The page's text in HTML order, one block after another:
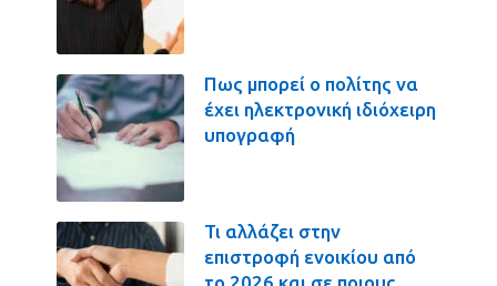
Πως μπορεί ο πολίτης να
έχει ηλεκτρονική ιδιόχειρη
υπογραφή
Τι αλλάζει στην
επιστροφή ενοικίου από